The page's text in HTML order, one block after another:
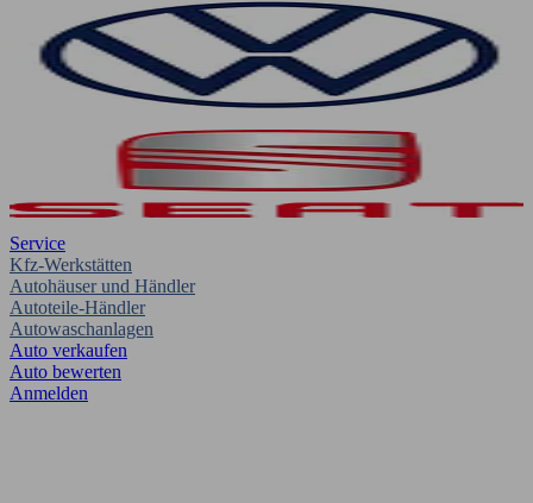
Service
Kfz-Werkstätten
Autohäuser und Händler
Autoteile-Händler
Autowaschanlagen
Auto verkaufen
Auto bewerten
Anmelden